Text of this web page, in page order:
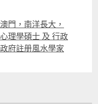
門，南洋長大，
理學碩士 及 行政
府註册風水學家